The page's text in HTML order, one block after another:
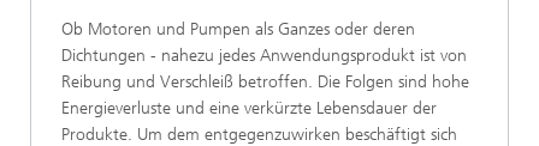
Ob Motoren und Pumpen als Ganzes oder deren
Dichtungen - nahezu jedes Anwendungsprodukt ist von
Reibung und Verschleiß betroffen. Die Folgen sind hohe
Energieverluste und eine verkürzte Lebensdauer der
Produkte. Um dem entgegenzuwirken beschäftigt sich